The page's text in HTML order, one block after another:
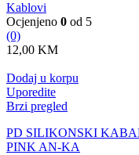
Kablovi
Ocjenjeno 0 od 5
(0)
12,00 KM
Dodaj u korpu
Uporedite
Brzi pregled
PD SILIKONSKI
PINK AN-KA